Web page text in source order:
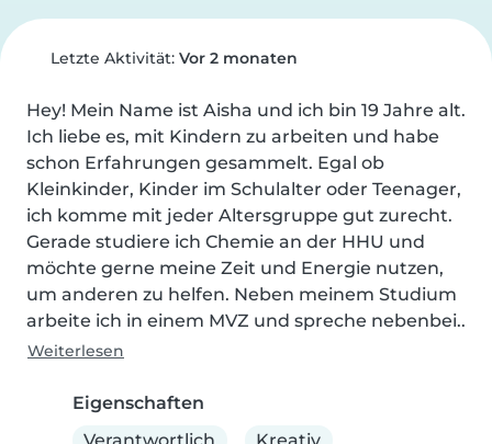
Letzte Aktivität: Vor 2 monaten
Hey! Mein Name ist Aisha und ich bin 19 Jahre alt.
Ich liebe es, mit Kindern zu arbeiten und habe
schon Erfahrungen gesammelt. Egal ob
Kleinkinder, Kinder im Schulalter oder Teenager,
ich komme mit jeder Altersgruppe gut zurecht.
Gerade studiere ich Chemie an der HHU und
möchte gerne meine Zeit und Energie nutzen,
um anderen zu helfen. Neben meinem Studium
arbeite ich in einem MVZ und spreche nebenbei..
Weiterlesen
Eigenschaften
Verantwortlich
Kreativ